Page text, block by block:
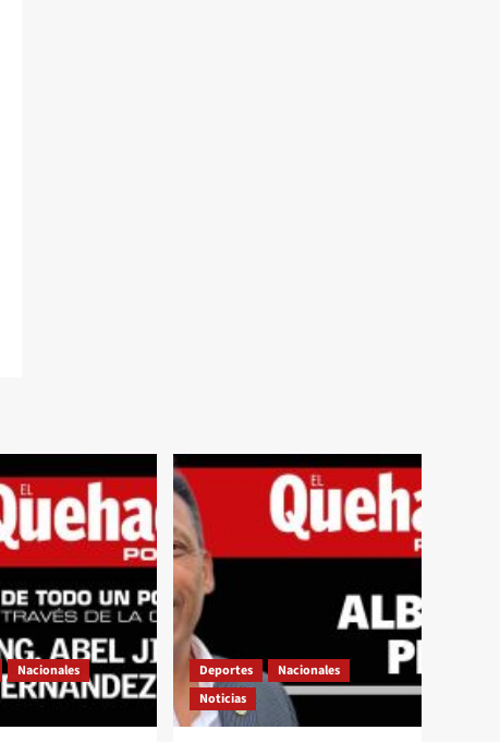
Nacionales
Deportes
Nacionales
Noticias